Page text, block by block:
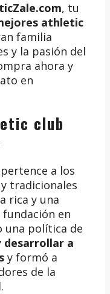
, tu
athletic
familia
y la pasión del
ahora y
en
club
pertence a los
tradicionales
rica y una
en
una política de
desarrollar a
y formó a
de la